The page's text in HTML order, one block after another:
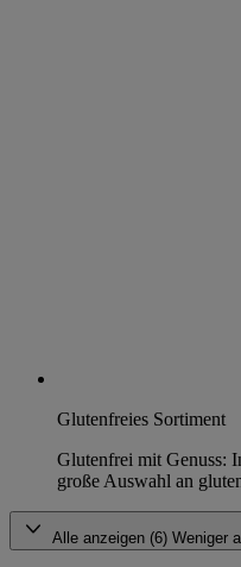
Glutenfreies Sortiment
Glutenfrei mit Genuss:
große Auswahl an
Alle anzeigen (6) Weniger